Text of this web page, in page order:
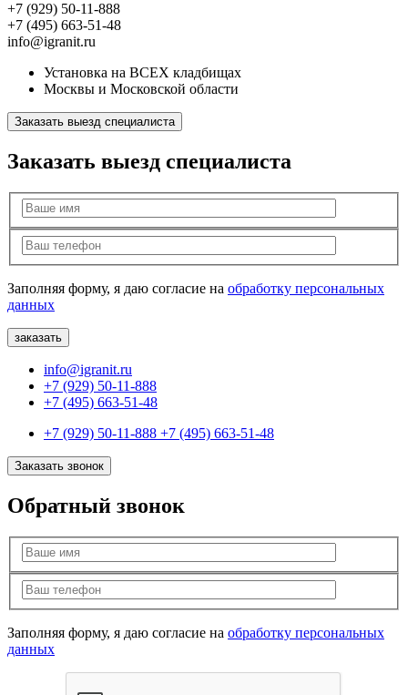
+7 (929) 50-11-888
+7 (495) 663-51-48
info@igranit.ru
Установка на ВСЕХ кладбищах
Москвы и Московской области
Заказать выезд специалиста
Заказать выезд специалиста
Заполняя форму, я даю согласие на обработку персональных
данных
info@igranit.ru
+7 (929) 50-11-888
+7 (495) 663-51-48
+7 (929) 50-11-888 +7 (495) 663-51-48
Заказать звонок
Обратный звонок
Заполняя форму, я даю согласие на обработку персональных
данных